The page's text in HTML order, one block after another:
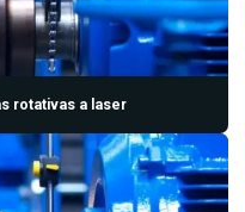
rotativas a laser